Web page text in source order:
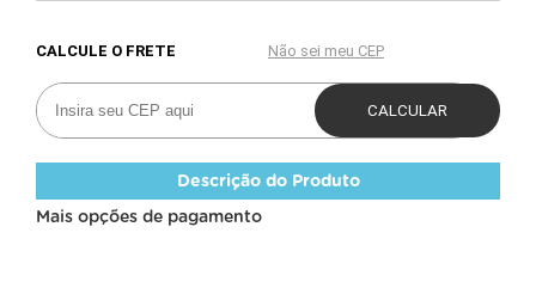
Descrição do Produto
Mais opções de pagamento